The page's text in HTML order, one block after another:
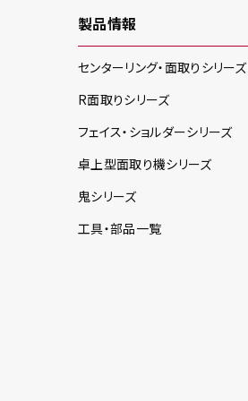
製品情報
センターリング・面取り シリーズ
R面取りシリーズ
フェイス・ショルダーシリーズ
卓上型面取り機シリーズ
鬼シリーズ
工具・部品一覧